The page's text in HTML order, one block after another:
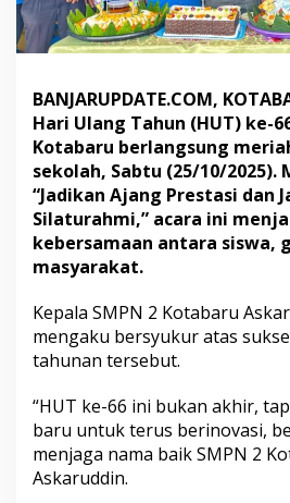
u
:
A
a
n
g
P
r
e
s
t
a
d
n
b
e
r
s
BANJARUPDATE.COM,
Hari Ulang Tahun (HUT) ke-
Kotabaru berlangsung
sekolah, Sabtu (25/10/2025).
“Jadikan Ajang Prestasi dan
Silaturahmi,” acara ini
kebersamaan antara siswa,
masyarakat.
Kepala SMPN 2 Kotabaru
mengaku bersyukur atas
tahunan tersebut.
“HUT ke-66 ini bukan akhir,
baru untuk terus berinovasi,
menjaga nama baik SMPN 2
Askaruddin.